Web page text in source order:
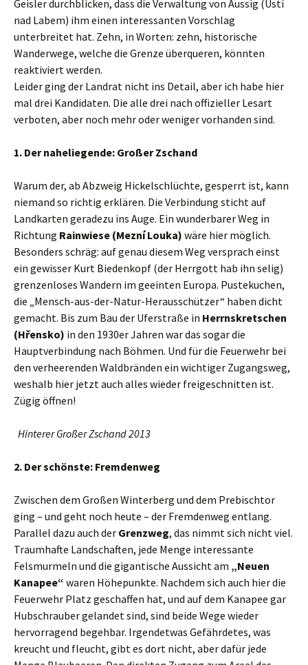
Geisler durchblicken, dass die Verwaltung von Aussig (Ústí
nad Labem) ihm einen interessanten Vorschlag
unterbreitet hat. Zehn, in Worten: zehn, historische
Wanderwege, welche die Grenze überqueren, könnten
reaktiviert werden.
Leider ging der Landrat nicht ins Detail, aber ich habe hier
mal drei Kandidaten. Die alle drei nach offizieller Lesart
verboten, aber noch mehr oder weniger vorhanden sind.
1. Der naheliegende: Großer Zschand
Warum der, ab Abzweig Hickelschlüchte, gesperrt ist, kann
niemand so richtig erklären. Die Verbindung sticht auf
Landkarten geradezu ins Auge. Ein wunderbarer Weg in
Richtung Rainwiese (Mezní Louka) wäre hier möglich.
Besonders schräg: auf genau diesem Weg versprach einst
ein gewisser Kurt Biedenkopf (der Herrgott hab ihn selig)
grenzenloses Wandern im geeinten Europa. Pustekuchen,
die „Mensch-aus-der-Natur-Herausschützer“ haben dicht
gemacht. Bis zum Bau der Uferstraße in Herrnskretschen
(Hřensko) in den 1930er Jahren war das sogar die
Hauptverbindung nach Böhmen. Und für die Feuerwehr bei
den verheerenden Waldbränden ein wichtiger Zugangsweg,
weshalb hier jetzt auch alles wieder freigeschnitten ist.
Zügig öffnen!
Hinterer Großer Zschand 2013
2. Der schönste: Fremdenweg
Zwischen dem Großen Winterberg und dem Prebischtor
ging – und geht noch heute – der Fremdenweg entlang.
Parallel dazu auch der Grenzweg, das nimmt sich nicht viel.
Traumhafte Landschaften, jede Menge interessante
Felsmurmeln und die gigantische Aussicht am „Neuen
Kanapee“ waren Höhepunkte. Nachdem sich auch hier die
Feuerwehr Platz geschaffen hat, und auf dem Kanapee gar
Hubschrauber gelandet sind, sind beide Wege wieder
hervorragend begehbar. Irgendetwas Gefährdetes, was
kreucht und fleucht, gibt es dort nicht, aber dafür jede